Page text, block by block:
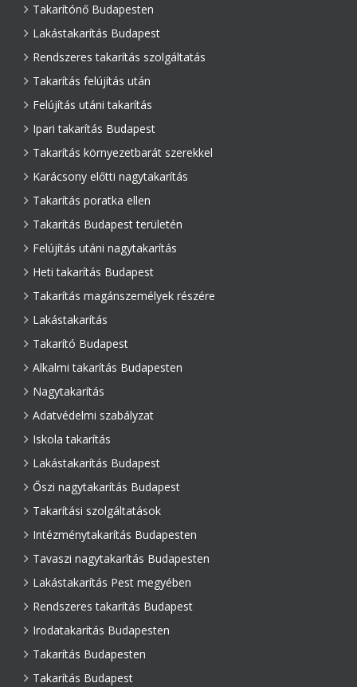
Takarítónő Budapesten
Lakástakarítás Budapest
Rendszeres takarítás szolgáltatás
Takarítás felújítás után
Felújítás utáni takarítás
Ipari takarítás Budapest
Takarítás környezetbarát szerekkel
Karácsony előtti nagytakarítás
Takarítás poratka ellen
Takarítás Budapest területén
Felújítás utáni nagytakarítás
Heti takarítás Budapest
Takarítás magánszemélyek részére
Lakástakarítás
Takarító Budapest
Alkalmi takarítás Budapesten
Nagytakarítás
Adatvédelmi szabályzat
Iskola takarítás
Lakástakarítás Budapest
Őszi nagytakarítás Budapest
Takarítási szolgáltatások
Intézménytakarítás Budapesten
Tavaszi nagytakarítás Budapesten
Lakástakarítás Pest megyében
Rendszeres takarítás Budapest
Irodatakarítás Budapesten
Takarítás Budapesten
Takarítás Budapest